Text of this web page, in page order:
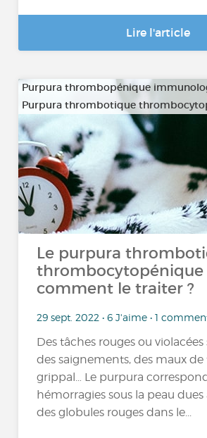
Lire l'article
Purpura thrombopénique
Purpura thrombotique
Le purpura
thrombocytopénique
comment le traiter ?
29 sept. 2022 • 6 J'aime • 1
Des tâches rouges ou violacées
des saignements, des maux
grippal… Le purpura
hémorragies sous la peau dues
des globules rouges dans le...